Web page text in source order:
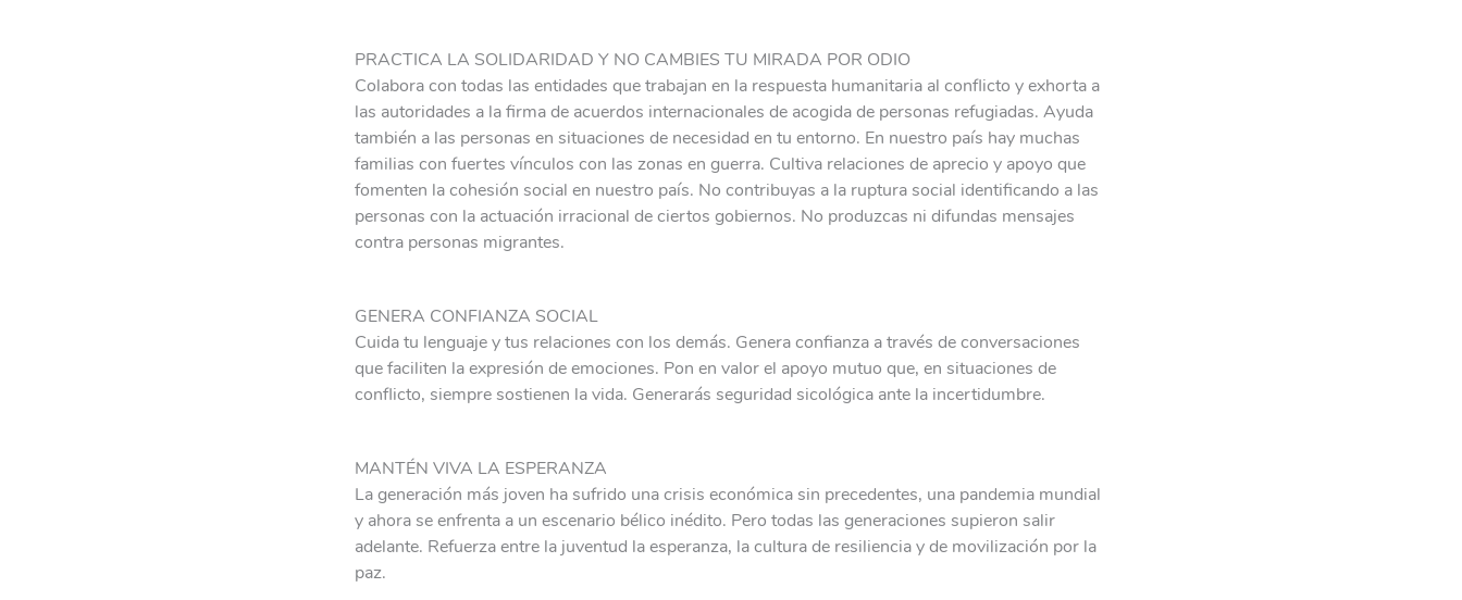
PRACTICA LA SOLIDARIDAD Y NO CAMBIES TU MIRADA POR ODIO
Colabora con todas las entidades que trabajan en la respuesta humanitaria al conflicto y exhorta a
las autoridades a la firma de acuerdos internacionales de acogida de personas refugiadas. Ayuda
también a las personas en situaciones de necesidad en tu entorno. En nuestro país hay muchas
familias con fuertes vínculos con las zonas en guerra. Cultiva relaciones de aprecio y apoyo que
fomenten la cohesión social en nuestro país. No contribuyas a la ruptura social identificando a las
personas con la actuación irracional de ciertos gobiernos. No produzcas ni difundas mensajes
contra personas migrantes.
GENERA CONFIANZA SOCIAL
Cuida tu lenguaje y tus relaciones con los demás. Genera confianza a través de conversaciones
que faciliten la expresión de emociones. Pon en valor el apoyo mutuo que, en situaciones de
conflicto, siempre sostienen la vida. Generarás seguridad sicológica ante la incertidumbre.
MANTÉN VIVA LA ESPERANZA
La generación más joven ha sufrido una crisis económica sin precedentes, una pandemia mundial
y ahora se enfrenta a un escenario bélico inédito. Pero todas las generaciones supieron salir
adelante. Refuerza entre la juventud la esperanza, la cultura de resiliencia y de movilización por la
paz.